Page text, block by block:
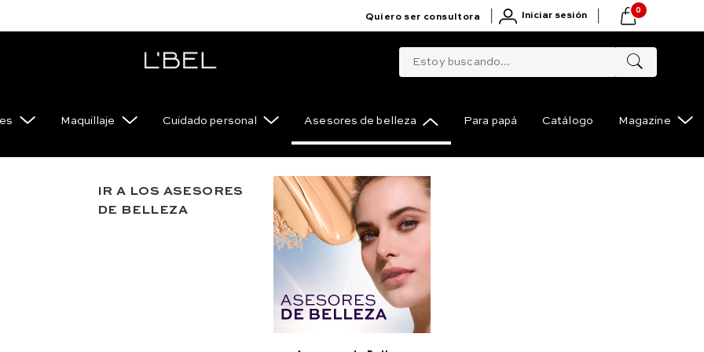
Quiero ser consultora Iniciar sesión
0
Estoy buscando...
Maquillaje Cuidado personal Asesores de belleza
IR A LOS ASESORES
DE BELLEZA
Para papá Catálogo Magazine